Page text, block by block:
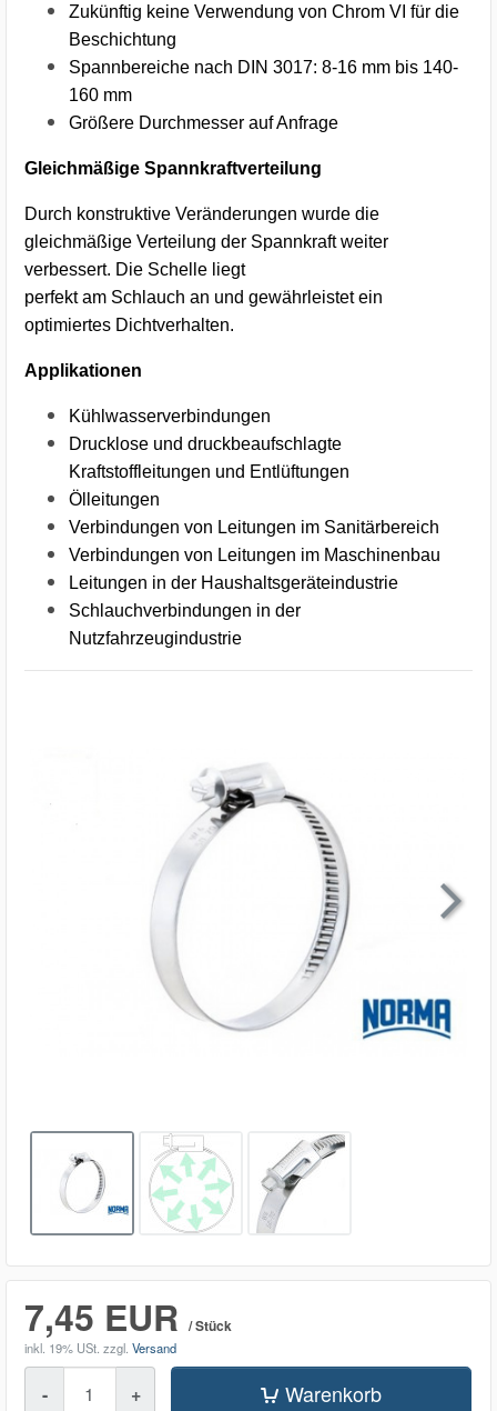
Zukünftig keine Verwendung von Chrom VI für die
Beschichtung
Spannbereiche nach DIN 3017: 8-16 mm bis 140-
160 mm
Größere Durchmesser auf Anfrage
Gleichmäßige Spannkraftverteilung
Durch konstruktive Veränderungen wurde die
gleichmäßige Verteilung der Spannkraft weiter
verbessert. Die Schelle liegt
perfekt am Schlauch an und gewährleistet ein
optimiertes Dichtverhalten.
Applikationen
Kühlwasserverbindungen
Drucklose und druckbeaufschlagte
Kraftstoffleitungen und Entlüftungen
Ölleitungen
Verbindungen von Leitungen im Sanitärbereich
Verbindungen von Leitungen im Maschinenbau
Leitungen in der Haushaltsgeräteindustrie
Schlauchverbindungen in der
Nutzfahrzeugindustrie

7,45 EUR / Stück
inkl. 19% USt. zzgl. Versand
- + Warenkorb